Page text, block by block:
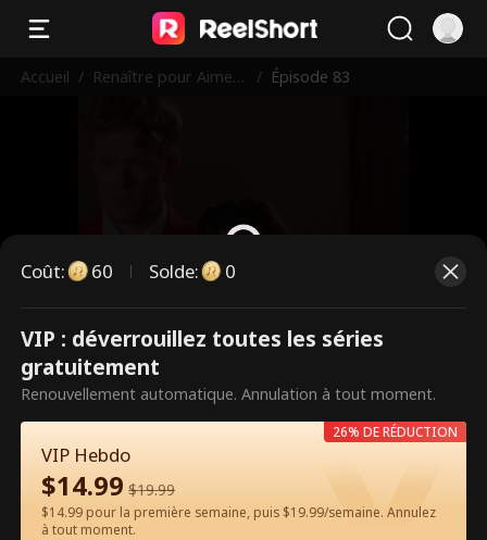
Accueil / Renaître pour Aimer
/ Épisode 83
Ce sont des épisodes payants.
Débloquez pour regarder.
Regarder gratuitement sur l'App
Coût: 60 Solde: 0
VIP : déverrouillez toutes les séries
gratuitement
Renouvellement automatique. Annulation à tout moment.
VIP Hebdo
$14.99 $19.99
$14.99 pour la première semaine, puis $19.99/semaine. Annulez
à tout moment.
26% DE RÉDUCTION